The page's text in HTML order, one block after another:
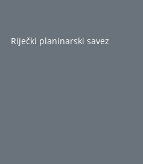
Riječki planinarski savez